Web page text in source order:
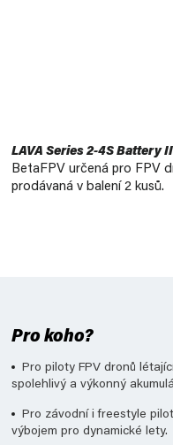
LAVA Series 2-4S Battery
BetaFPV určená pro FPV
prodávaná v balení 2 kusů.
Pro koho?
Pro piloty FPV dronů
spolehlivý a výkonný
Pro závodní i freestyle
výbojem pro dynamické lety.